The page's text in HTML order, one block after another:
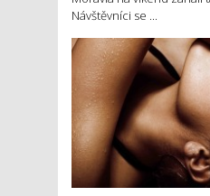
Návštěvníci se ...